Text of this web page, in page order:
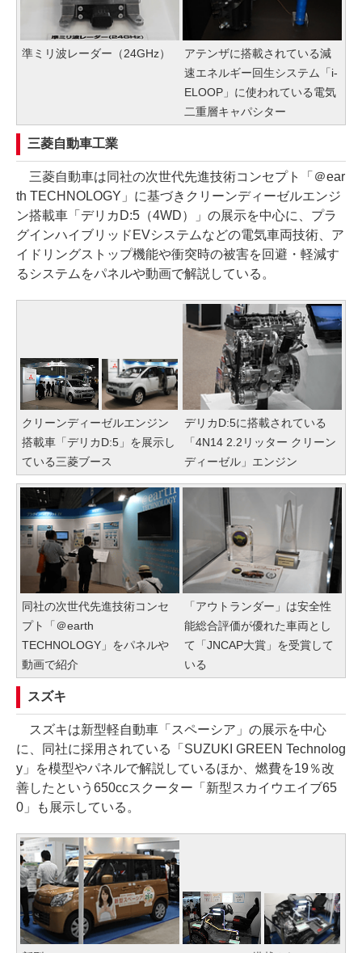
準ミリ波レーダー（24GHz）
アテンザに搭載されている減
速エネルギー回生システム「i-
ELOOP」に使われている電気
二重層キャパシター
三菱自動車工業
三菱自動車は同社の次世代先進技術コンセプト「＠ear
th TECHNOLOGY」に基づきクリーンディーゼルエンジ
ン搭載車「デリカD:5（4WD）」の展示を中心に、プラ
グインハイブリッドEVシステムなどの電気車両技術、ア
イドリングストップ機能や衝突時の被害を回避・軽減す
るシステムをパネルや動画で解説している。
クリーンディーゼルエンジン
搭載車「デリカD:5」を展示し
ている三菱ブース
デリカD:5に搭載されている
「4N14 2.2リッター クリーン
ディーゼル」エンジン
同社の次世代先進技術コンセ
プト「＠earth
TECHNOLOGY」をパネルや
動画で紹介
「アウトランダー」は安全性
能総合評価が優れた車両とし
て「JNCAP大賞」を受賞して
いる
スズキ
スズキは新型軽自動車「スペーシア」の展示を中心
に、同社に採用されている「SUZUKI GREEN Technolog
y」を模型やパネルで解説しているほか、燃費を19％改
善したという650ccスクーター「新型スカイウエイブ65
0」も展示している。